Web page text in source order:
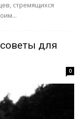
стремящихся
для
0